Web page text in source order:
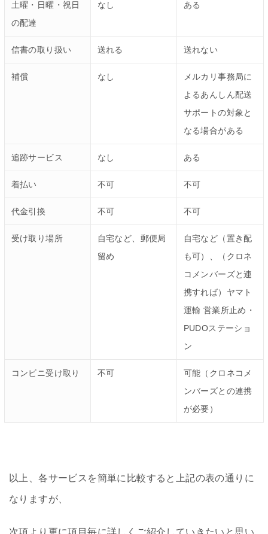
土曜・日曜・祝日
の配達
なし ある
信書の取り扱い 送れる 送れない
補償 なし
メルカリ事務局に
よるあんしん配送
サポートの対象と
なる場合がある
追跡サービス なし ある
着払い 不可 不可
代金引換 不可 不可
受け取り場所
自宅など、郵便局
留め
自宅など（置き配
も可）、（クロネ
コメンバーズと連
携すれば）ヤマト
運輸 営業所止め・
PUDOステーショ
ン
コンビニ受け取り 不可
可能（クロネコメ
ンバーズとの連携
が必要）
以上、各サービスを簡単に比較すると上記の表の通りに
なりますが、